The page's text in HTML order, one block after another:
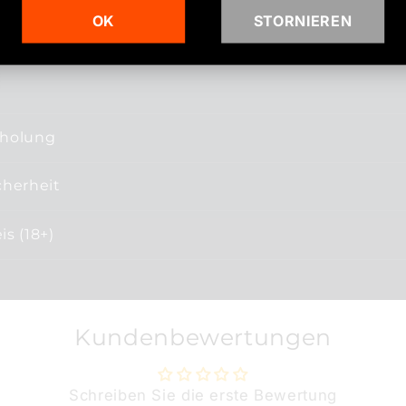
(18+)
Kundenbewertungen
Schreiben Sie die erste Bewertung
OK STORNIEREN